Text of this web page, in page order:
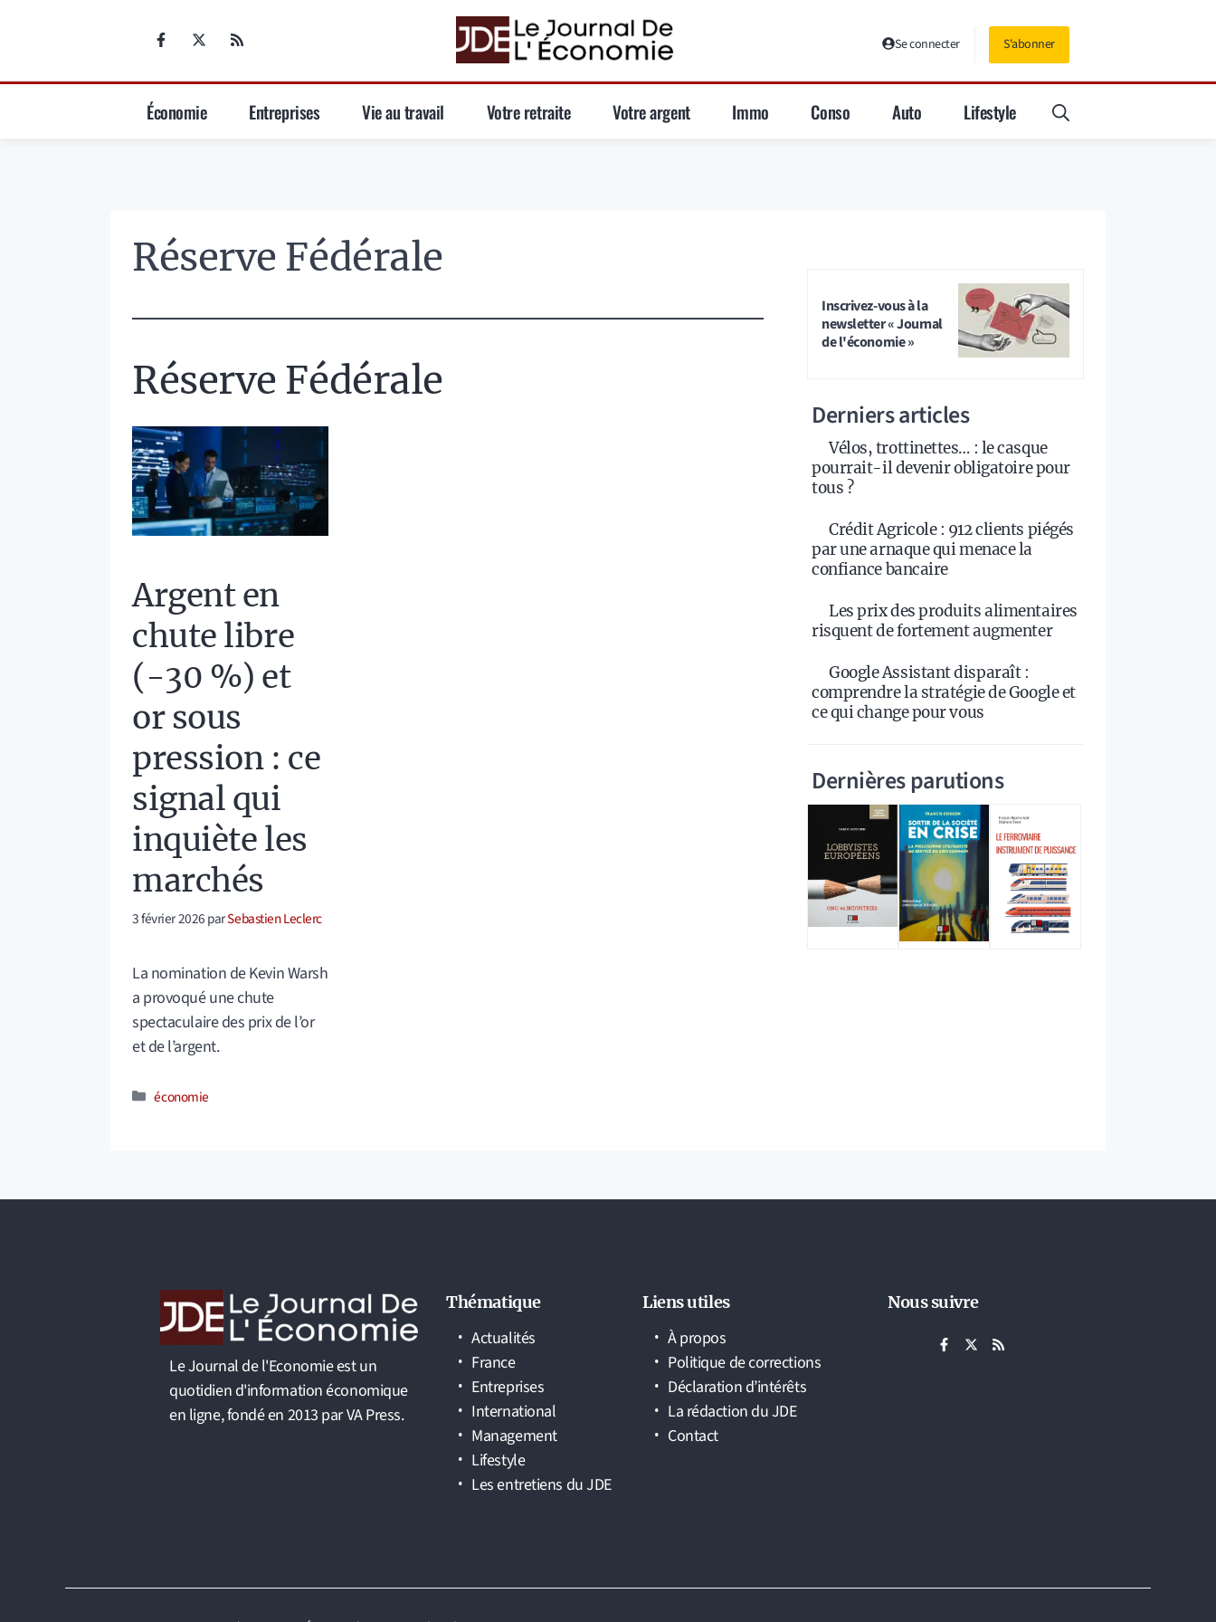
Se connecter S'abonner
Économie Entreprises Vie au travail Votre retraite Votre argent Immo Conso Auto Lifestyle
Réserve Fédérale
Réserve Fédérale
Argent en
chute libre
(-30 %) et
or sous
pression : ce
signal qui
inquiète les
marchés
3 février 2026parSebastien Leclerc
La nomination de Kevin Warsh
a provoqué une chute
spectaculaire des prix de l’or
et de l’argent.
Catégories
économie
Inscrivez-vous à la
newsletter « Journal
de l'économie »
Derniers articles
Vélos, trottinettes… : le casque
pourrait-il devenir obligatoire pour
tous ?
Crédit Agricole : 912 clients piégés
par une arnaque qui menace la
confiance bancaire
Les prix des produits alimentaires
risquent de fortement augmenter
Google Assistant disparaît :
comprendre la stratégie de Google et
ce qui change pour vous
Dernières parutions
Le Journal de l'Economie est un
quotidien d'information économique
en ligne, fondé en 2013 par VA Press.
Thématique
Actualités
France
Entreprises
International
Management
Lifestyle
Les entretiens du JDE
Liens utiles
À propos
Politique de corrections
Déclaration d’intérêts
La rédaction du JDE
Contact
Nous suivre